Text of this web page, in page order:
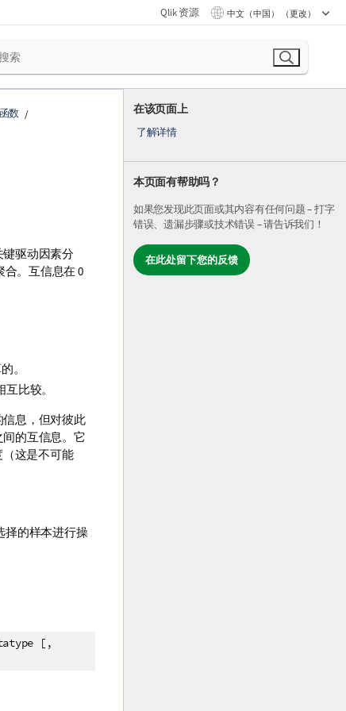
Qlik 资源 中文（中国） （更改）
在该页面上
了解详情
本页面有帮助吗？
如果您发现此页面或其内容有任何问题 – 打字
错误、遗漏步骤或技术错误 – 请告诉我们！
在此处留下您的反馈
数
驱动因素分
。互信息在 0
。
比较。
息，但对彼此
的互信息。它
这是不可能
择的样本进行操
[,